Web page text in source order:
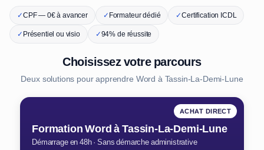
✓CPF — 0€ à avancer ✓Formateur dédié ✓Certification ICDL
✓Présentiel ou visio ✓94% de réussite
Choisissez votre parcours
Deux solutions pour apprendre Word à Tassin-La-Demi-Lune
ACHAT DIRECT
Formation Word à Tassin-La-Demi-Lune
Démarrage en 48h · Sans démarche administrative